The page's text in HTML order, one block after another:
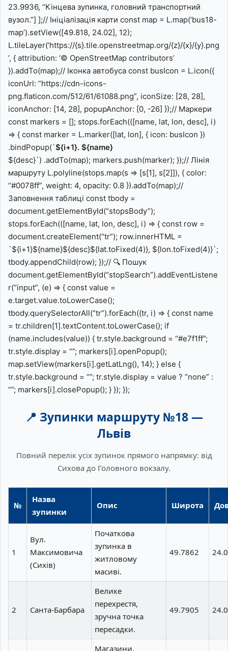
23.9936, “Кінцева зупинка, головний транспортний
вузол.”] ];// Ініціалізація карти const map = L.map(‘bus18-
map’).setView([49.818, 24.02], 12);
L.tileLayer(‘https://{s}.tile.openstreetmap.org/{z}/{x}/{y}.png
’, { attribution: ‘© OpenStreetMap contributors’
}).addTo(map);// Іконка автобуса const busIcon = L.icon({
iconUrl: “https://cdn-icons-
png.flaticon.com/512/61/61088.png”, iconSize: [28, 28],
iconAnchor: [14, 28], popupAnchor: [0, -26] });// Маркери
const markers = []; stops.forEach(([name, lat, lon, desc], i)
=> { const marker = L.marker([lat, lon], { icon: busIcon })
.bindPopup(`${i+1}. ${name}
${desc}`) .addTo(map); markers.push(marker); });// Лінія
маршруту L.polyline(stops.map(s => [s[1], s[2]]), { color:
“#0078ff”, weight: 4, opacity: 0.8 }).addTo(map);//
Заповнення таблиці const tbody =
document.getElementById(“stopsBody”);
stops.forEach(([name, lat, lon, desc], i) => { const row =
document.createElement(“tr”); row.innerHTML =
`${i+1}${name}${desc}${lat.toFixed(4)}, ${lon.toFixed(4)}`;
tbody.appendChild(row); });// 🔍 Пошук
document.getElementById(“stopSearch”).addEventListene
r(“input”, (e) => { const value =
e.target.value.toLowerCase();
tbody.querySelectorAll(“tr”).forEach((tr, i) => { const name
= tr.children[1].textContent.toLowerCase(); if
(name.includes(value)) { tr.style.background = “#e7f1ff”;
tr.style.display = “”; markers[i].openPopup();
map.setView(markers[i].getLatLng(), 14); } else {
tr.style.background = “”; tr.style.display = value ? “none” :
“”; markers[i].closePopup(); } }); });
📍 Зупинки маршруту №18 —
Львів
Повний перелік усіх зупинок прямого напрямку: від
Сихова до Головного вокзалу.
№
Назва
зупинки
Опис Широта
1
Вул.
Максимовича
(Сихів)
Початкова
зупинка в
житловому
масиві.
49.7862
2 Санта-Барбара
Велике
перехрестя,
зручна точка
пересадки.
49.7905
Магазини,